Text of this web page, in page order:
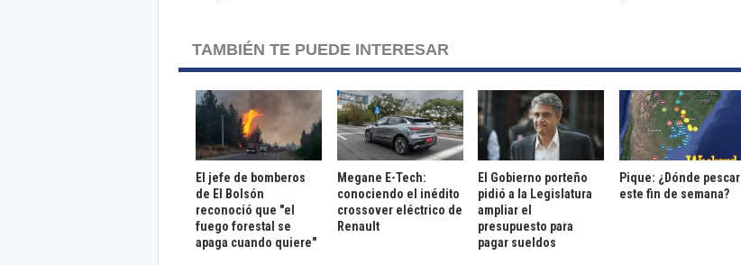
TAMBIÉN TE PUEDE INTERESAR
El jefe de bomberos
de El Bolsón
reconoció que "el
fuego forestal se
apaga cuando quiere"
Megane E-Tech:
conociendo el inédito
crossover eléctrico de
Renault
El Gobierno porteño
pidió a la Legislatura
ampliar el
presupuesto para
pagar sueldos
Pique: ¿Dónde pescar
este fin de semana?